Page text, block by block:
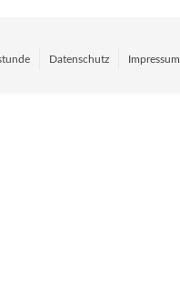
Datenschutz Impressum